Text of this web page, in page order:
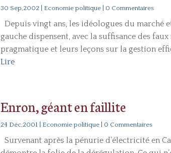
30 Sep,2002 Economie politique | 0 Commentaires
Depuis vingt ans, les idéologues du marché
gauche dispensent, avec la suffisance des
pragmatique et leurs leçons sur la gestion
Lire
Enron, géant en faillite
24 Déc,2001 Economie politique | 0 Commentaires
Survenant après la pénurie d’électricité en